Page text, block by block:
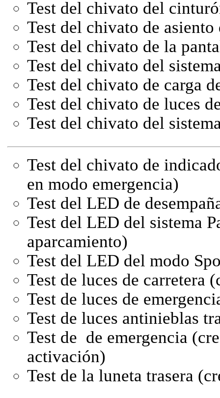
Test del chivato del
Test del chivato de
Test del chivato de la
Test del chivato del
Test del chivato de carga
Test del chivato de luces
Test del chivato del
Test del chivato de
en modo emergencia)
Test del LED de
Test del LED del sistema
aparcamiento)
Test del LED del modo
Test de luces de carretera
Test de luces de
Test de luces antinieblas
Test de de emergencia
activación)
Test de la luneta trasera